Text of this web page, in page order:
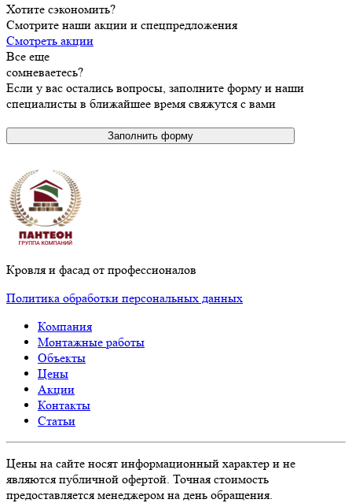
Хотите сэкономить?
Смотрите наши акции и спецпредложения
Смотреть акции
Все еще
сомневаетесь?
Если у вас остались вопросы, заполните форму и наши
специалисты в ближайшее время свяжутся с вами
Заполнить форму
Кровля и фасад от профессионалов
Политика обработки персональных данных
Компания
Монтажные работы
Объекты
Цены
Акции
Контакты
Статьи
Цены на сайте носят информационный характер и не
являются публичной офертой. Точная стоимость
предоставляется менеджером на день обращения.